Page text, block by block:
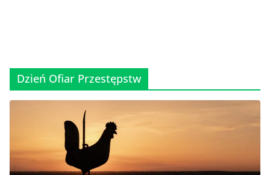
Dzień Ofiar Przestępstw